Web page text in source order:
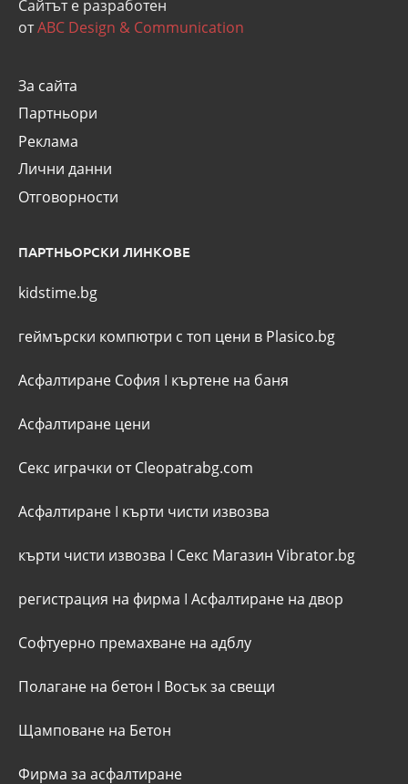
Сайтът е разработен
отABC Design & Communication
За сайта
Партньори
Реклама
Лични данни
Отговорности
ПАРТНЬОРСКИ ЛИНКОВЕ
kidstime.bg
геймърски компютри с топ цени в Plasico.bg
Асфалтиране София I къртене на баня
Асфалтиране цени
Секс играчки от Cleopatrabg.com
Асфалтиране I кърти чисти извозва
кърти чисти извозва I Секс Магазин Vibrator.bg
регистрация на фирма I Асфалтиране на двор
Софтуерно премахване на адблу
Полагане на бетон I Восък за свещи
Щамповане на Бетон
Фирма за асфалтиране